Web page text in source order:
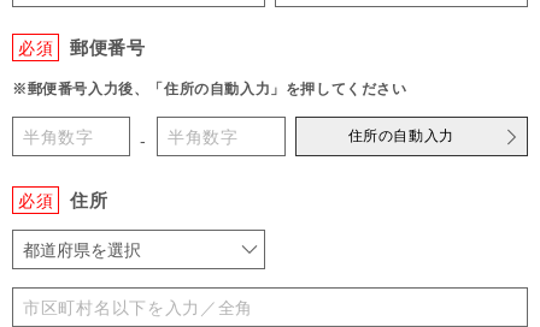
必須 郵便番号
※郵便番号入力後、「住所の自動入力」を押してください
- 住所の自動入力
必須 住所
都道府県を選択